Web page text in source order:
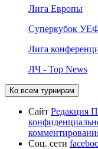
Лига Европы
Суперкубок
Лига
ЛЧ - Top News
Ко всем турнирам
Сайт Редакция
Соц. сети